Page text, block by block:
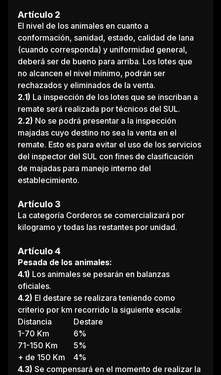
Artículo 2
El nivel de los animales en cuanto a
conformación, sanidad, estado, calidad de lana
(cuando corresponda) y uniformidad general,
deberá ser de bueno para arriba. Los lotes que
no alcancen el nivel mínimo, podrán ser
rechazados y eliminados de la venta.
2.1) La inspección de los lotes que se inscriban a
remate será realizada por técnicos del SUL.
2.2) No se podrá presentar a la inspección
majadas cuyo destino no sea la venta en el
remate. Esto es para evitar el uso de los servicios
del inspector del SUL con fines de clasificación
de majadas para manejo interno del
establecimiento.
Artículo 3
La categoría Corderos se comercializará por
kilogramo y todas las restantes por unidad.
Artículo 4
Pesada de los animales:
4.1) Los animales se pesarán en balanzas
oficiales.
4.2) El destare se realizara teniendo como
criterio por km recorrido la siguiente escala:
Distancia
Destare
1-70 Km
71-150 Km
+ de 150 Km
6%
5%
4%
4.3) Se compensará en el momento de realizar la